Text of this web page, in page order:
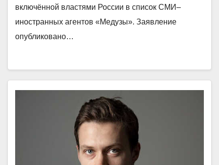
включённой властями России в список СМИ–
иностранных агентов «Медузы». Заявление
опубликовано…